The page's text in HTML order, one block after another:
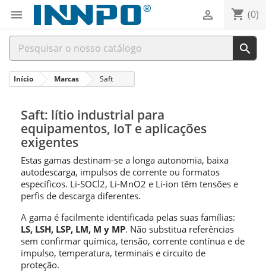
 shopping_cart (0)


Início Marcas Saft
Saft: lítio industrial para
equipamentos, IoT e aplicações
exigentes
Estas gamas destinam-se a longa autonomia, baixa
autodescarga, impulsos de corrente ou formatos
específicos. Li-SOCl2, Li-MnO2 e Li-ion têm tensões e
perfis de descarga diferentes.
A gama é facilmente identificada pelas suas famílias:
LS, LSH, LSP, LM, M y MP. Não substitua referências
sem confirmar química, tensão, corrente contínua e de
impulso, temperatura, terminais e circuito de
proteção.